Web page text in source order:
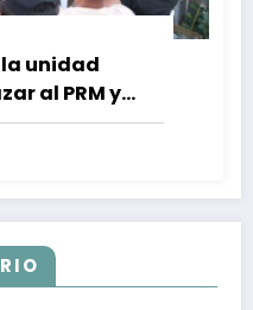
unidad
al PRM y
ciudadana